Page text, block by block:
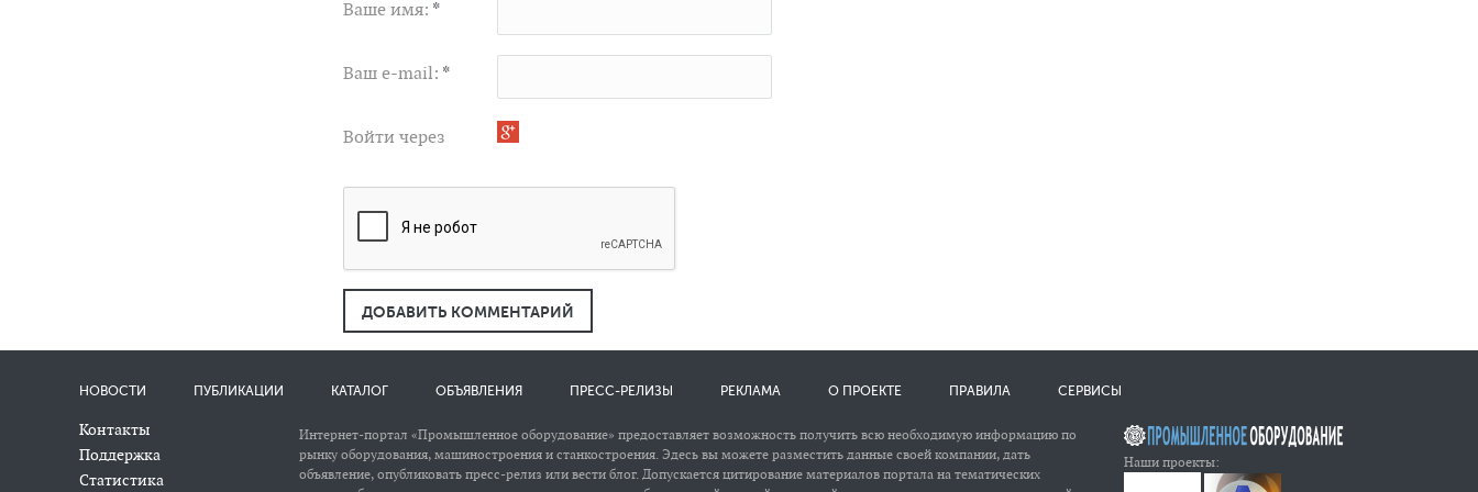
Ваше имя: *
Ваш e-mail: *
Войти через
ДОБАВИТЬ КОММЕНТАРИЙ
НОВОСТИ ПУБЛИКАЦИИ КАТАЛОГ ОБЪЯВЛЕНИЯ ПРЕСС-РЕЛИЗЫ РЕКЛАМА О ПРОЕКТЕ ПРАВИЛА СЕРВИСЫ
Контакты
Поддержка
Статистика
Наши проекты:
Интернет-портал «Промышленное оборудование» предоставляет возможность получить всю необходимую информацию по
рынку оборудования, машиностроения и станкостроения. Эдесь вы можете разместить данные своей компании, дать
объявление, опубликовать пресс-релиз или вести блог. Допускается цитирование материалов портала на тематических